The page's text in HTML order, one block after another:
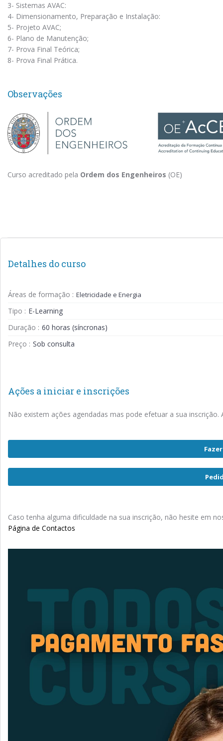
3- Sistemas AVAC:
4- Dimensionamento, Preparação e Instalação:
5- Projeto AVAC;
6- Plano de Manutenção;
7- Prova Final Teórica;
8- Prova Final Prática.
Observações
Curso acreditado pela Ordem dos Engenheiros (OE)
Detalhes do curso
Áreas de formação : Eletricidade e Energia
Tipo : E-Learning
Duração : 60 horas (síncronas)
Preço : Sob consulta
Ações a iniciar e inscrições
Não existem ações agendadas mas pode efetuar a sua
Caso tenha alguma dificuldade na sua inscrição, não hesite em
Página de Contactos